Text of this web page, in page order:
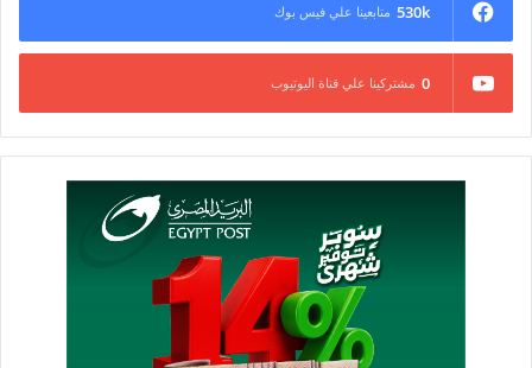
530k متابعينا علي فيس بوك
0 مشتركينا علي قناة اليوتيوب